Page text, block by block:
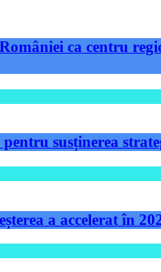
ca centru
susținerea
a accelerat în